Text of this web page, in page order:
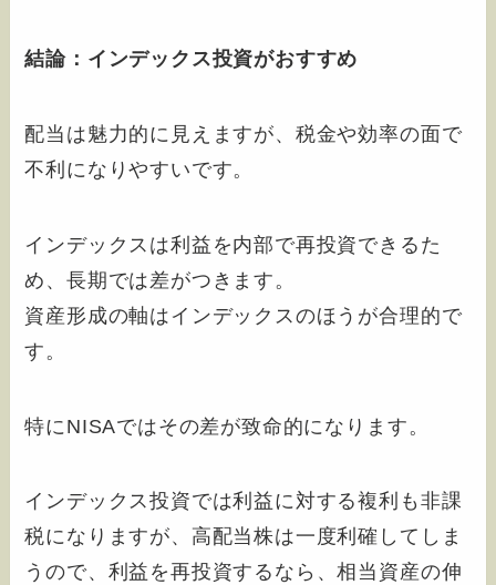
結論：インデックス投資がおすすめ
配当は魅力的に見えますが、税金や効率の面で
不利になりやすいです。
インデックスは利益を内部で再投資できるた
め、長期では差がつきます。
資産形成の軸はインデックスのほうが合理的で
す。
特にNISAではその差が致命的になります。
インデックス投資では利益に対する複利も非課
税になりますが、高配当株は一度利確してしま
うので、利益を再投資するなら、相当資産の伸